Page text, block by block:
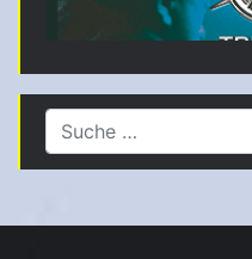
Suche nach: